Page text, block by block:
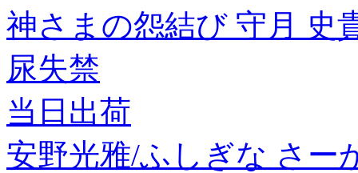
神さまの怨結び 守月 史
尿失禁
当日出荷
安野光雅/ふしぎな さー